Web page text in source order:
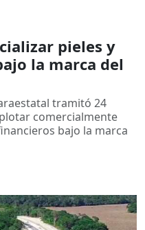
pieles y
la marca del
tramitó 24
comercialmente
bajo la marca